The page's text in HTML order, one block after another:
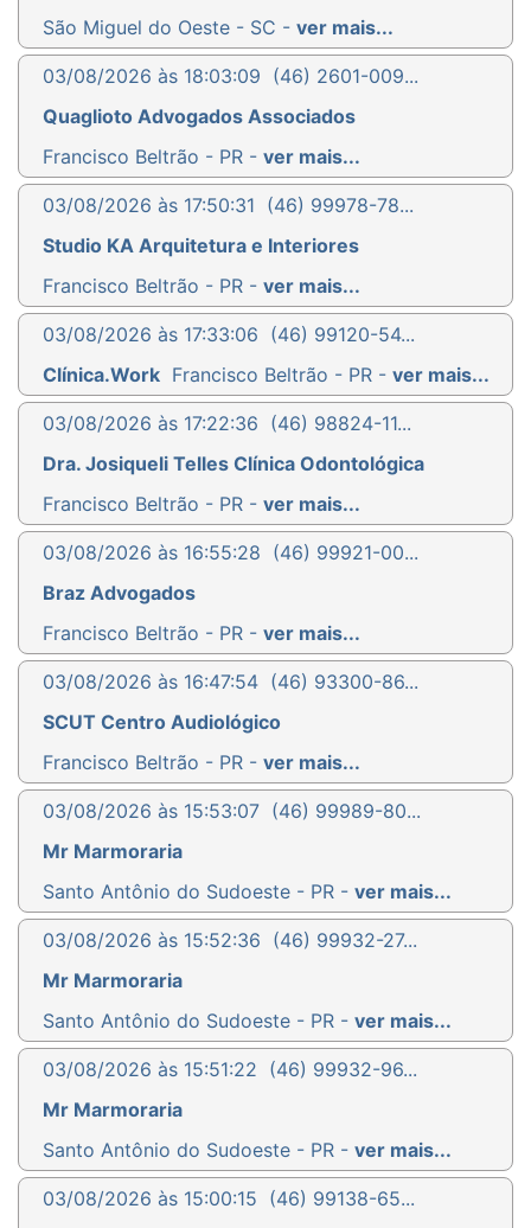
São Miguel do Oeste - SC - ver mais...
03/08/2026 às 18:03:09 (46) 2601-009...
Quaglioto Advogados Associados
Francisco Beltrão - PR - ver mais...
03/08/2026 às 17:50:31 (46) 99978-78...
Studio KA Arquitetura e Interiores
Francisco Beltrão - PR - ver mais...
03/08/2026 às 17:33:06 (46) 99120-54...
Clínica.Work Francisco Beltrão - PR - ver mais...
03/08/2026 às 17:22:36 (46) 98824-11...
Dra. Josiqueli Telles Clínica Odontológica
Francisco Beltrão - PR - ver mais...
03/08/2026 às 16:55:28 (46) 99921-00...
Braz Advogados
Francisco Beltrão - PR - ver mais...
03/08/2026 às 16:47:54 (46) 93300-86...
SCUT Centro Audiológico
Francisco Beltrão - PR - ver mais...
03/08/2026 às 15:53:07 (46) 99989-80...
Mr Marmoraria
Santo Antônio do Sudoeste - PR - ver mais...
03/08/2026 às 15:52:36 (46) 99932-27...
Mr Marmoraria
Santo Antônio do Sudoeste - PR - ver mais...
03/08/2026 às 15:51:22 (46) 99932-96...
Mr Marmoraria
Santo Antônio do Sudoeste - PR - ver mais...
03/08/2026 às 15:00:15 (46) 99138-65...